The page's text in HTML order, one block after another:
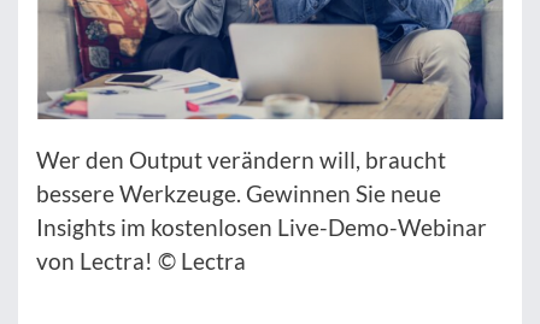
Wer den Output verändern will, braucht
bessere Werkzeuge. Gewinnen Sie neue
Insights im kostenlosen Live-Demo-Webinar
von Lectra! © Lectra